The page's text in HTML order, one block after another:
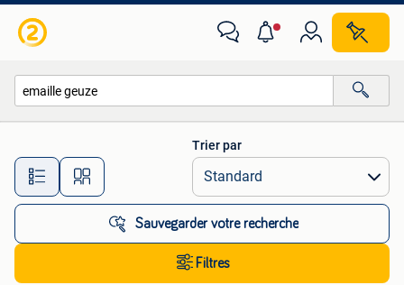
Toutes les distances…
Trier par
Sauvegarder votre recherche
Filtres